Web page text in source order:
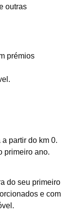
outras
prémios
partir do km 0.
primeiro ano.
do seu primeiro
e com